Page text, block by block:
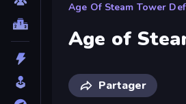
Age Of Steam Tower
Age of
Partager